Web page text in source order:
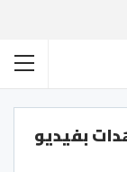
بفيديو